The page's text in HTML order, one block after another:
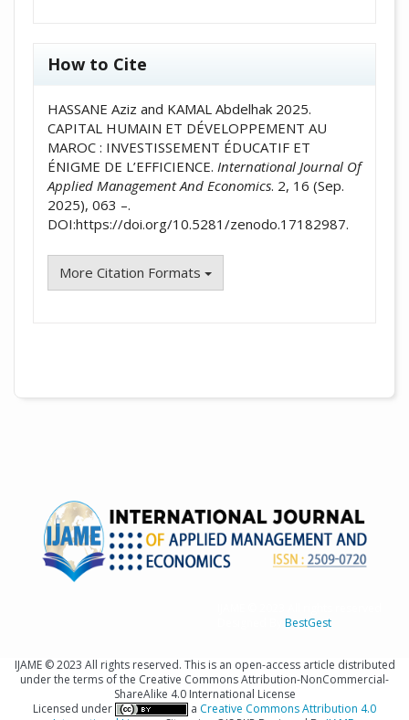
How to Cite
HASSANE Aziz and KAMAL Abdelhak 2025.
CAPITAL HUMAIN ET DÉVELOPPEMENT AU
MAROC : INVESTISSEMENT ÉDUCATIF ET
ÉNIGME DE L’EFFICIENCE. International Journal Of
Applied Management And Economics. 2, 16 (Sep.
2025), 063 –.
DOI:https://doi.org/10.5281/zenodo.17182987.
More Citation Formats
BestGest
IJAME © 2023 All rights reserved. This is an open-access article distributed
under the terms of the Creative Commons Attribution-NonCommercial-
ShareAlike 4.0 International License
Licensed under
a Creative Commons Attribution 4.0